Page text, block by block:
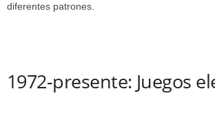
diferentes patrones.
1972-presente: Juegos